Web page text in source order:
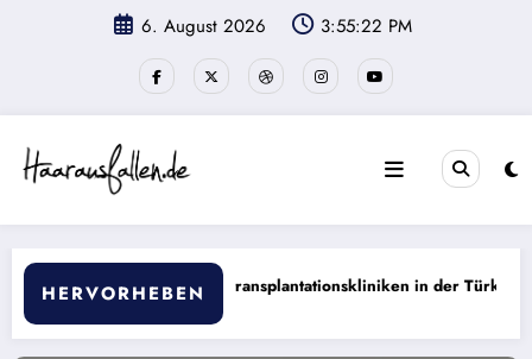
6. August 2026 3:55:23 PM
HERVORHEBENin der Türkei 2025 Pre-Test-System